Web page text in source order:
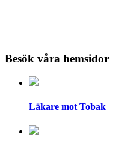
Besök våra hemsidor
Läkare mot Tobak